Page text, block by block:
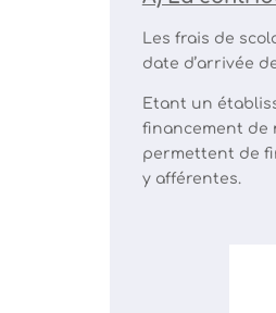
Les frais de
date d’arrivée
Etant un
financement de
permettent de
y afférentes.